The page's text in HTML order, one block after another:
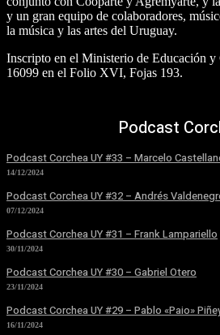
y un gran equipo de colaboradores,
la música y las artes del Uruguay.
Inscripto en el Ministerio de Educación
16099 en el Folio XVI, Fojas 193.
Podcast
Podcast Corchea UY #33 – Marcelo
14/12/2024
Podcast Corchea UY #32 – Andrés
07/12/2024
Podcast Corchea UY #31 – Frank Lampariello
30/11/2024
Podcast Corchea UY #30 – Gabriel Otero
23/11/2024
Podcast Corchea UY #29 – Pablo «Paio»
16/11/2024